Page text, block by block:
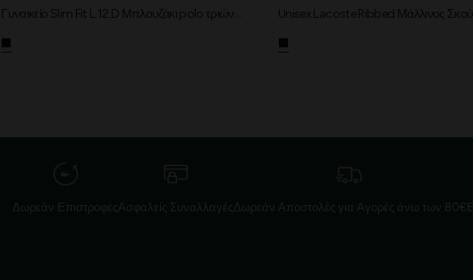
Γυναικείο Slim Fit L.12.D Μπλουζάκι polo τριών
τετάρτων μανίκι
Unisex Lacoste Ribbed Μάλλινος
Δωρεάν Επιστροφές Ασφαλείς Συναλλαγές Δωρεάν Αποστολές για Αγορές άνω των 80€